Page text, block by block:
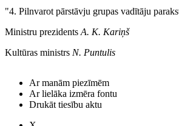
"4. Pilnvarot pārstāvju grupas vadītāju
Ministru prezidentsA. K. Kariņš
Kultūras ministrs N. Puntulis
Ar manām piezīmēm
Ar lielāka izmēra fontu
Drukāt tiesību aktu